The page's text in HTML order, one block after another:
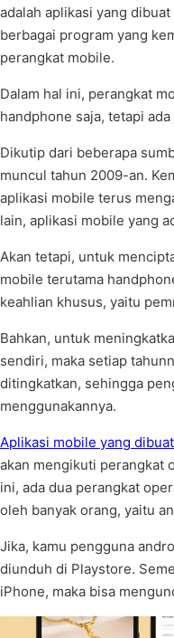
adalah aplikasi yang
berbagai program yang
perangkat mobile.
Dalam hal ini, perangkat
handphone saja, tetapi
Dikutip dari beberapa
muncul tahun 2009-an.
aplikasi mobile terus
lain, aplikasi mobile yang
Akan tetapi, untuk
mobile terutama
keahlian khusus, yaitu
Bahkan, untuk
sendiri, maka setiap
ditingkatkan, sehingga
menggunakannya.
Aplikasi mobile yang
akan mengikuti perangkat
ini, ada dua perangkat
oleh banyak orang, yaitu
Jika, kamu pengguna
diunduh di Playstore.
iPhone, maka bisa